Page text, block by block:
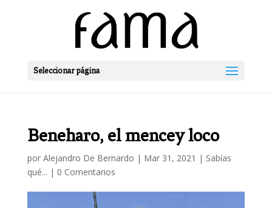
Seleccionar página
Beneharo, el mencey loco
por Alejandro De Bernardo | Mar 31, 2021 | Sabías
qué... | 0 Comentarios